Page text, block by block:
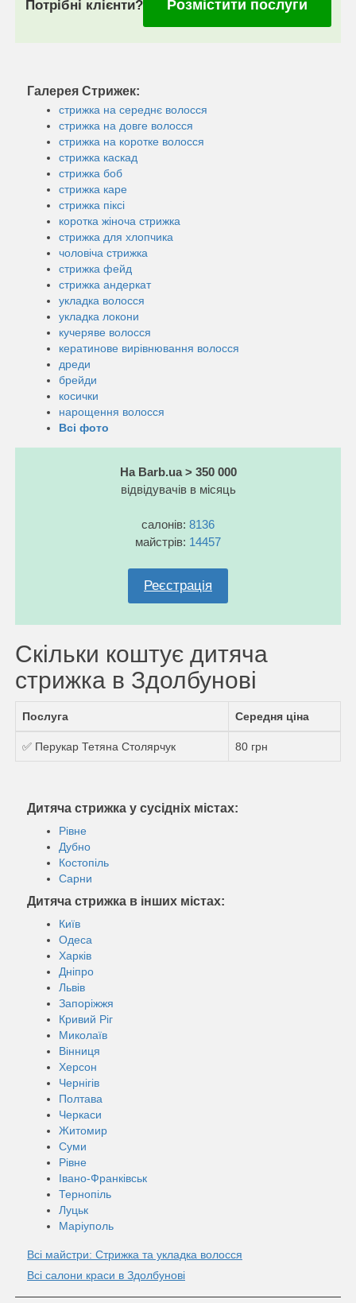
Потрібні клієнти? Розмістити послуги
Галерея Стрижек:
стрижка на середнє волосся
стрижка на довге волосся
стрижка на коротке волосся
стрижка каскад
стрижка боб
стрижка каре
стрижка піксі
коротка жіноча стрижка
стрижка для хлопчика
чоловіча стрижка
стрижка фейд
стрижка андеркат
укладка волосся
укладка локони
кучеряве волосся
кератинове вирівнювання волосся
дреди
брейди
косички
нарощення волосся
Всі фото
На Barb.ua > 350 000
відвідувачів в місяць
салонів: 8136
майстрів: 14457
Реєстрація
Скільки коштує дитяча
стрижка в Здолбунові
Послуга Середня ціна
✅ Перукар Тетяна Столярчук 80 грн
Дитяча стрижка у сусідніх містах:
Рівне
Дубно
Костопіль
Сарни
Дитяча стрижка в інших містах:
Київ
Одеса
Харків
Дніпро
Львів
Запоріжжя
Кривий Ріг
Миколаїв
Вінниця
Херсон
Чернігів
Полтава
Черкаси
Житомир
Суми
Рівне
Івано-Франківськ
Тернопіль
Луцьк
Маріуполь
Всі майстри: Стрижка та укладка волосся
Всі салони краси в Здолбунові